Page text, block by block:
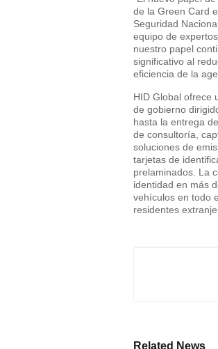
de la Green Card
Seguridad
equipo de
nuestro papel
significativo al
eficiencia de la
HID Global ofrece
de gobierno
hasta la entrega
de consultoría,
soluciones de
tarjetas de
prelaminados. La
identidad en más
vehículos en todo
residentes
Related News